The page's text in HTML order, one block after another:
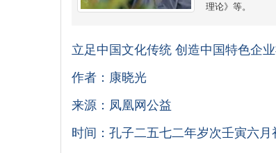
理论》等。
立足中国文化传统 创造中国特色企
作者：康晓光
来源：凤凰网公益
时间： 孔子二五七二年岁次壬寅六月